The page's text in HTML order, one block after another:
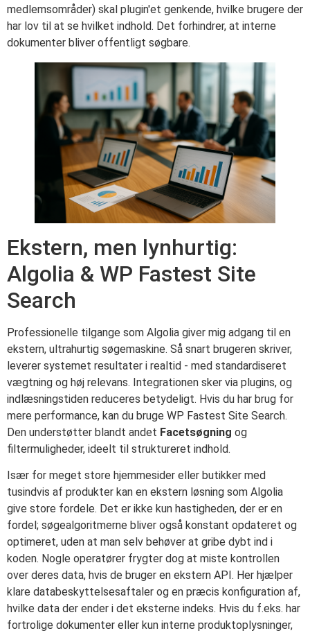
medlemsområder) skal plugin'et genkende, hvilke brugere der
har lov til at se hvilket indhold. Det forhindrer, at interne
dokumenter bliver offentligt søgbare.
Ekstern, men lynhurtig:
Algolia & WP Fastest Site
Search
Professionelle tilgange som Algolia giver mig adgang til en
ekstern, ultrahurtig søgemaskine. Så snart brugeren skriver,
leverer systemet resultater i realtid - med standardiseret
vægtning og høj relevans. Integrationen sker via plugins, og
indlæsningstiden reduceres betydeligt. Hvis du har brug for
mere performance, kan du bruge WP Fastest Site Search.
Den understøtter blandt andet Facetsøgning og
filtermuligheder, ideelt til struktureret indhold.
Især for meget store hjemmesider eller butikker med
tusindvis af produkter kan en ekstern løsning som Algolia
give store fordele. Det er ikke kun hastigheden, der er en
fordel; søgealgoritmerne bliver også konstant opdateret og
optimeret, uden at man selv behøver at gribe dybt ind i
koden. Nogle operatører frygter dog at miste kontrollen
over deres data, hvis de bruger en ekstern API. Her hjælper
klare databeskyttelsesaftaler og en præcis konfiguration af,
hvilke data der ender i det eksterne indeks. Hvis du f.eks. har
fortrolige dokumenter eller kun interne produktoplysninger,